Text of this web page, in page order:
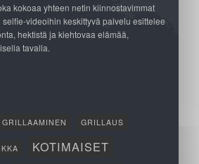
kokoaa yhteen netin kiinnostavimmat
videoihin keskittyvä palvelu esittelee
hektistä ja kiehtovaa elämää,
tavalla.
GRILLAAMINEN GRILLAUS
KOTIMAISET